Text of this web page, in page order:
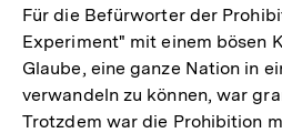
Für die Befürworter der
Experiment" mit einem bösen
Glaube, eine ganze Nation in
verwandeln zu können, war
Trotzdem war die Prohibition